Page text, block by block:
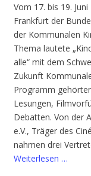
Vom 17. bis 19.
Frankfurt der
der Kommunalen
Thema lautete
alle“ mit dem
Zukunft
Programm
Lesungen,
Debatten. Von der
e.V., Träger des
nahmen drei
Weiterlesen …